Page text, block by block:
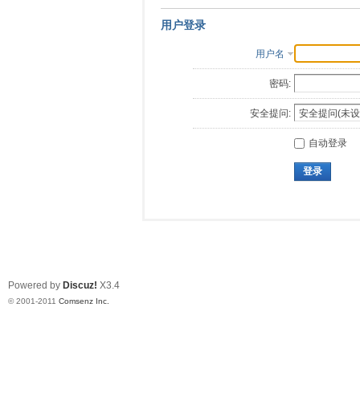
用户登录
用户名
密码:
安全提问:
自动登录
登录
Powered by Discuz! X3.4
© 2001-2011 Comsenz Inc.